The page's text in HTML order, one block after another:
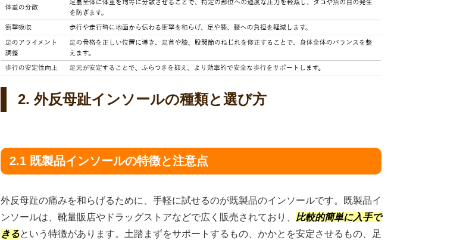
2. 外反母趾インソールの種類と選び方
2.1 既製品インソールの特徴と注意点
外反母趾の痛みを和らげるために、手軽に試せるのが既製品のインソールです。既製品イ
ンソールは、靴量販店やドラッグストアなどで広く販売されており、 比較的簡単に入手で
きるという特徴があります。土踏まずをサポートするもの、かかとを安定させるもの、足